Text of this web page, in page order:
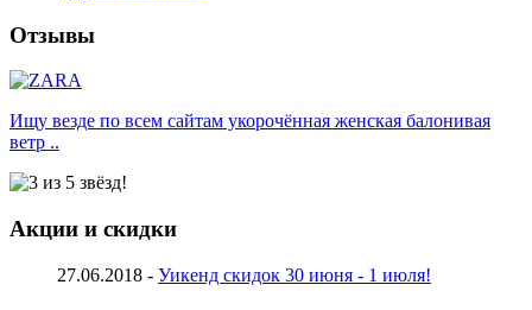
Отзывы
Ищу везде по всем сайтам укорочённая женская балонивая
ветр ..
Акции и скидки
27.06.2018 - Уикенд скидок 30 июня - 1 июля!